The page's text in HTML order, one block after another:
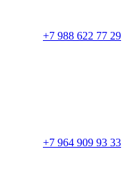
+7 988 622 77 29
+7 964 909 93 33